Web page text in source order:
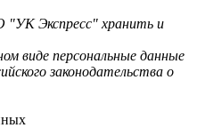
"УК Экспресс" хранить и
виде персональные данные
законодательства о